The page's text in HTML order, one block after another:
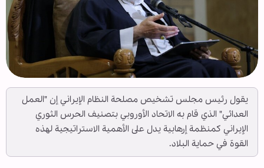
يقول رئيس مجلس تشخيص مصلحة النظام الإيراني إن "العمل
العدائي" الذي قام به الاتحاد الأوروبي بتصنيف الحرس الثوري
الإيراني كمنظمة إرهابية يدل على الأهمية الاستراتيجية لهذه
القوة في حماية البلاد.